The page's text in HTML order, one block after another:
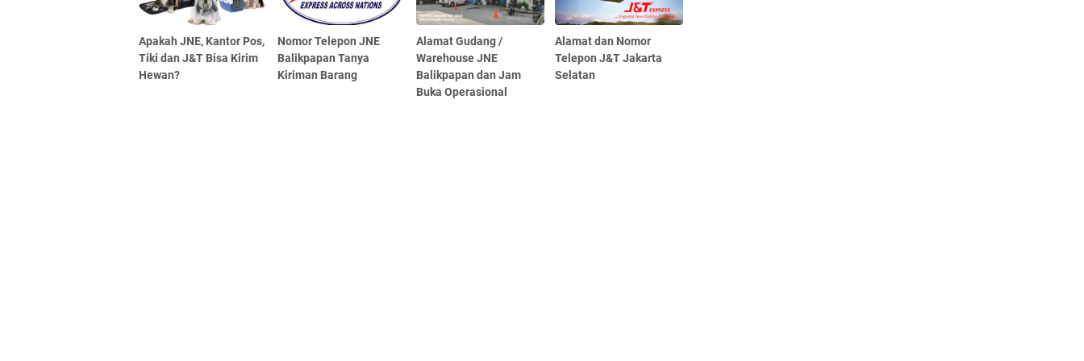
Apakah JNE, Kantor Pos,
Tiki dan J&T Bisa Kirim
Hewan?
Nomor Telepon JNE
Balikpapan Tanya
Kiriman Barang
Alamat Gudang /
Warehouse JNE
Balikpapan dan Jam
Buka Operasional
Alamat dan Nomor
Telepon J&T Jakarta
Selatan